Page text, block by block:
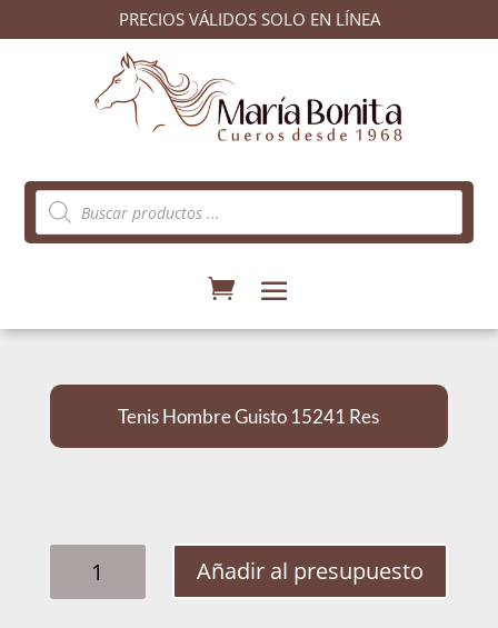
PRECIOS VÁLIDOS SOLO EN LÍNEA
Búsqueda
de
productos
Tenis Hombre Guisto 15241 Res
HOMBRE
Añadir al presupuesto